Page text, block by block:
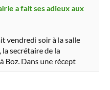
a fait ses adieux aux
vendredi soir à la salle
secrétaire de la
Boz. Dans une récept